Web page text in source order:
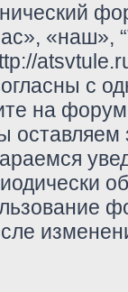
«наш»,
с
на